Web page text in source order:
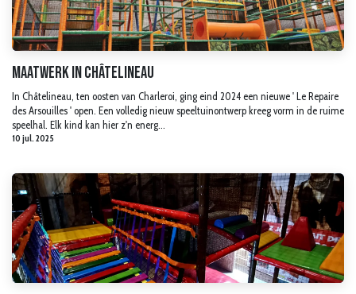
Maatwerk in Châtelineau
In Châtelineau, ten oosten van Charleroi, ging eind 2024 een nieuwe ' Le Repaire
des Arsouilles ' open. Een volledig nieuw speeltuinontwerp kreeg vorm in de ruime
speelhal. Elk kind kan hier z'n energ...
10 jul. 2025